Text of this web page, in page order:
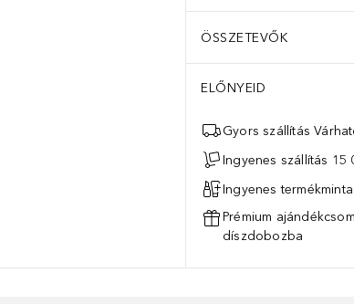
ÖSSZETEVŐK
ELŐNYEID
Gyors szállítás
Ingyenes szállítás 15
Ingyenes
Prémium
díszdobozba